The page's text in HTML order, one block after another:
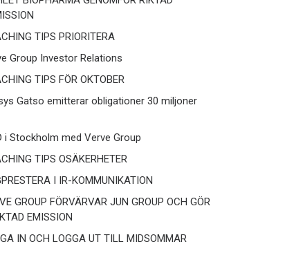
TIPS PRIORITERA
Group Investor Relations
TIPS FÖR OKTOBER
Gatso emitterar obligationer 30 miljoner
i Stockholm med Verve Group
TIPS OSÄKERHETER
I IR-KOMMUNIKATION
GROUP FÖRVÄRVAR JUN GROUP OCH GÖR
EMISSION
IN OCH LOGGA UT TILL MIDSOMMAR